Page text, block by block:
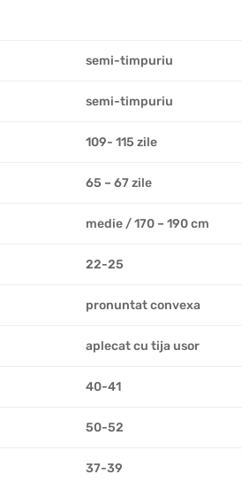
semi-timpuriu
semi-timpuriu
109- 115 zile
65 – 67 zile
medie / 170 – 190 cm
22-25
pronuntat convexa
aplecat cu tija usor
40-41
50-52
37-39